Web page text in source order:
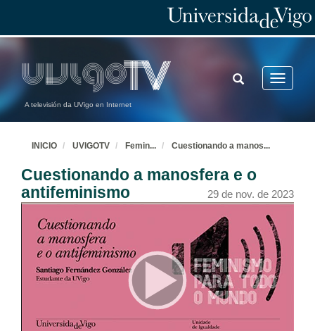
A televisión da UVigo en Internet
Toggle
TOGGLE
SEARCH
INICIO UVIGOTV Femin... Cuestionando a manos...
Cuestionando a manosfera e o
antifeminismo
29 de nov. de 2023